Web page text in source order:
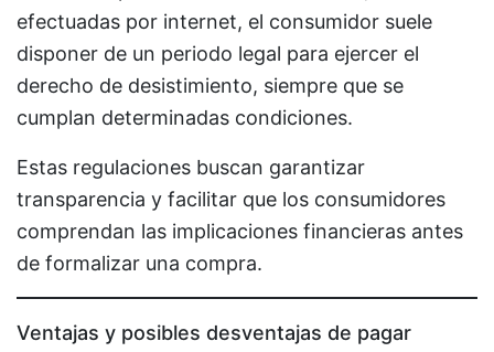
efectuadas por internet, el consumidor suele
disponer de un periodo legal para ejercer el
derecho de desistimiento, siempre que se
cumplan determinadas condiciones.
Estas regulaciones buscan garantizar
transparencia y facilitar que los consumidores
comprendan las implicaciones financieras antes
de formalizar una compra.
Ventajas y posibles desventajas de pagar